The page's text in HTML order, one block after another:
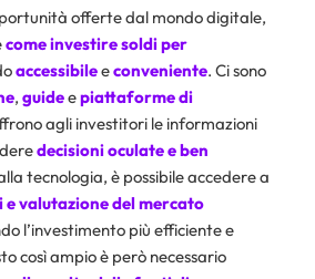
offerte dal mondo digitale,
come investire soldi per
accessibileeconveniente. Ci sono
, guideepiattaformedi
agli investitori le informazioni
decisioni oculate e ben
tecnologia, è possibile accedere a
valutazione del mercato
l’investimento più efficiente e
così ampio è però necessario